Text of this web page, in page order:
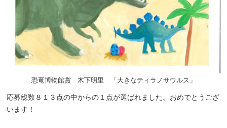
恐竜博物館賞 木下明里 「大きなティラノサウルス」
応募総数８１３点の中からの１点が選ばれました。おめでとうござ
います！